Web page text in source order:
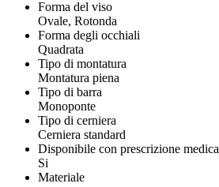
Forma del viso
Ovale, Rotonda
Forma degli occhiali
Quadrata
Tipo di montatura
Montatura piena
Tipo di barra
Monoponte
Tipo di cerniera
Cerniera standard
Disponibile con prescrizione medica
Si
Materiale